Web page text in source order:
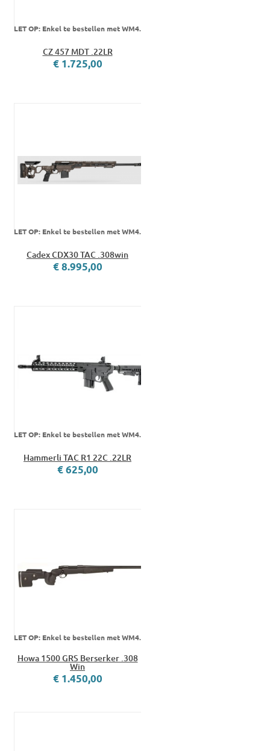
CZ 457 MDT .22LR
€ 1.725,00
LET OP: Enkel te bestellen met WM4.
Cadex CDX30 TAC .308win
€ 8.995,00
LET OP: Enkel te bestellen met WM4.
Hammerli TAC R1 22C .22LR
€ 625,00
LET OP: Enkel te bestellen met WM4.
Howa 1500 GRS Berserker .308
Win
€ 1.450,00
LET OP: Enkel te bestellen met WM4.